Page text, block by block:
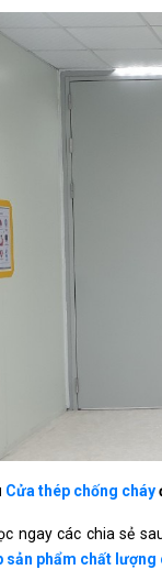
Cửa thép chống cháy
ngay các chia sẻ
sản phẩm chất lượng